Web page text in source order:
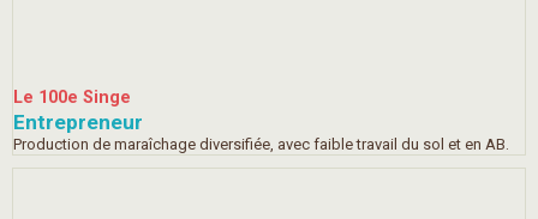
Le 100e Singe
Entrepreneur
Production de maraîchage diversifiée, avec faible travail du sol et en AB.